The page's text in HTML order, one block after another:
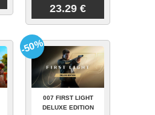
23.29 €
007 FIRST LIGHT
DELUXE EDITION
-50%